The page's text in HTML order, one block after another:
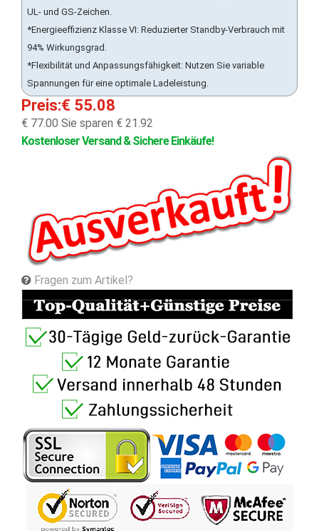
UL- und GS-Zeichen.
*Energieeffizienz Klasse VI: Reduzierter Standby-Verbrauch mit
94% Wirkungsgrad.
*Flexibilität und Anpassungsfähigkeit: Nutzen Sie variable
Spannungen für eine optimale Ladeleistung.
Preis:€ 55.08
€ 77.00 Sie sparen € 21.92
Kostenloser Versand & Sichere Einkäufe!
Fragen zum Artikel?